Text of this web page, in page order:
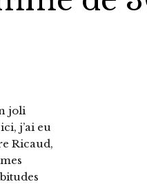
joli
j’ai eu
Ricaud,